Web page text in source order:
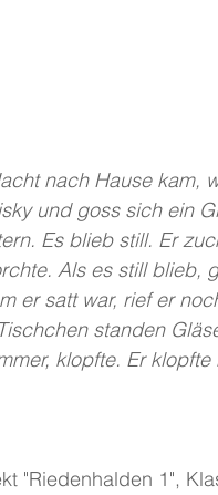
nach Hause kam,
und goss sich ein
Es blieb still. Er
Als es still
er satt war, rief er
standen
klopfte. Er
"Riedenhalden 1",